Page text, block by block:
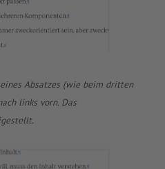
Absatzes (wie beim dritten
links vorn. Das